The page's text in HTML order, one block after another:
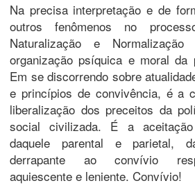
Na precisa interpretação e de
outros fenômenos no
Naturalização e Normalização
organização psíquica e moral da
Em se discorrendo sobre
e princípios de convivência, é a
liberalização dos preceitos da
social civilizada. É a
daquele parental e parietal,
derrapante ao convívio
aquiescente e leniente. Convívio!